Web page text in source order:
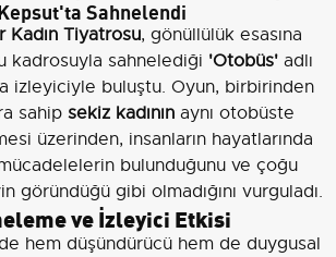
Sahnelendi
Kadın Tiyatrosu, gönüllülük esasına
kadrosuyla sahnelediği 'Otobüs'adlı
izleyiciyle buluştu. Oyun, birbirinden
sahip sekiz kadınınaynı otobüste
üzerinden, insanların hayatlarında
bulunduğunu ve çoğu
göründüğü gibi olmadığını vurguladı.
ve İzleyici Etkisi
hem düşündürücü hem de duygusal